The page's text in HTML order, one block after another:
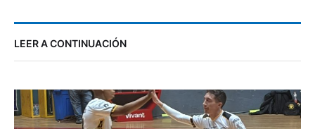
LEER A CONTINUACIÓN